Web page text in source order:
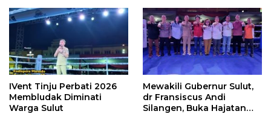
Perbati 2026
IVent Tinju Perbati 2026
Membludak Diminati
Warga Sulut
Mewakili Gubernur Sulut,
dr Fransiscus Andi
Silangen, Buka Hajatan